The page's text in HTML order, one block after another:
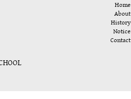
Home
About
History
Notice
Contact